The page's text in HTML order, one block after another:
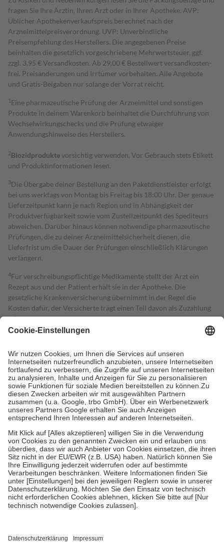
fragen Sie Ihre Ärztin, Ihren Arzt oder in Ihrer Apotheke. AVP:
Üblicher Apothekenverkaufspreis berechnet nach der
Arzneimittelpreisverordnung. UVP: Unverbindliche
Preisempfehlung des Herstellers. Die angegebenen Preise
beinhalten die gesetzlich vorgeschriebene Mehrwertsteuer, ggf.
zzgl. 3,95 € Versandkosten. Ab 29,00 € Bestell­wert versand­kosten­
frei. Preisänderungen und Irrtümer vorbehalten. Alle Angebote
und Gratis-Beigaben nur solange der Vorrat reicht.
1 Eine pharmazeutische Prüfung der Arzneimittel und sonstigen
Produkte in deinem Warenkorb beinhaltet die Durchführung von
Wechselwirkungschecks und die Prüfung etwaiger
Anwendungshinweise des Herstellers.
2Biozidproduktevorsichtig verwenden. Vor Gebrauch stets Etikett
und Produktinformationen lesen.
3Die Übergabe deiner Bestellung an den Paketdienstleister erfolgt
bei uns werktags von Montag bis Freitag bis 18:00 Uhr. Der genaue
Lieferzeitpunkt kann je nach Region und in Abhängigkeit der
Produktverfügbarkeit sowie vom Zustellzeitpunkt des Spediteurs
abweichen. Darüber hinaus können notwendige pharmazeutische
Prüfungen, die zu deiner Arzneimittelsicherheit dienen, die
Lieferfrist um die Dauer der Prüfungen einschließlich Klärungen
verlängern.
4Für verschreibungspflichtige Medikamente stellt der Arzt ein
Rezept aus und der Patient erhält sie in der Apotheke. Die
gesetzliche Krankenversicherung übernimmt in der Regel die
Kosten dafür, der Versicherte trägt einen Teil davon als Zuzahlung
mit.
Grundsätzlich leisten Mitglieder Zuzahlungen in Höhe von zehn
höchstens zehn Euro.
Es sind jedoch nie mehr als die tatsächlichen
Kosten der Leistung zu entrichten.
Diese Regeln gelten grundsätzlich auch für Online-Apotheken.
Bei Heilmitteln und häuslicher Krankenpflege beträgt die
Zuzahlung zehn Prozent der Kosten sowie zehn Euro je
Verordnung.
Um das Engagement der Versicherten für ihre eigene Gesundheit zu
stärken und die besondere Stellung der Familie zu unterstützen,
fallenkeine Zuzahlungenan bei:
• Kindern und Jugendlichen bis zum vollendeten 18. Lebensjahr
mit Ausnahme der Fahrkosten
• Untersuchungen zur Vorsorge und Früherkennung, die von der
GKV getragen werden
• empfohlenen Schutzimpfungen
• Harn- und Blutteststreifen
getroffen, um sicherzustellen, dass es sich um echte Bewertungen